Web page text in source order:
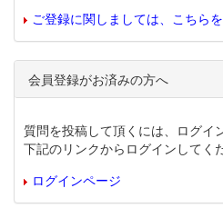
ご登録に関しましては、こちらを
会員登録がお済みの方へ
質問を投稿して頂くには、ログイ
下記のリンクからログインしてく
ログインページ